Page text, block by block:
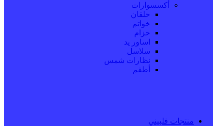
أكسسوارات
حلقان
خواتم
حزام
اساور يد
سلاسل
نظارات شمس
أطقم
منتجات فلبيني